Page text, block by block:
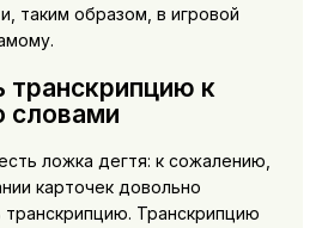
таким образом, в игровой
транскрипцию к
словами
ложка дегтя: к сожалению,
карточек довольно
Транскрипцию